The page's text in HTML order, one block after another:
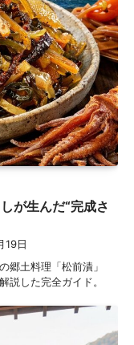
が生んだ“完成さ
19日
郷土料理「松前漬」
説した完全ガイド。